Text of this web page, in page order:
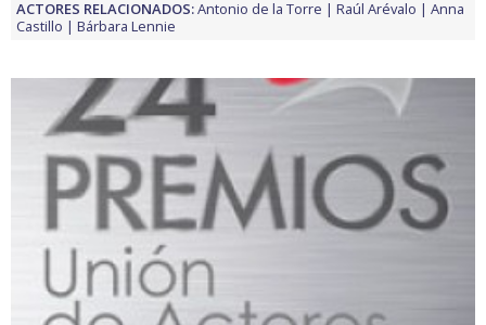
ACTORES RELACIONADOS:Antonio de la Torre Raúl Arévalo
Anna
Castillo
Bárbara Lennie